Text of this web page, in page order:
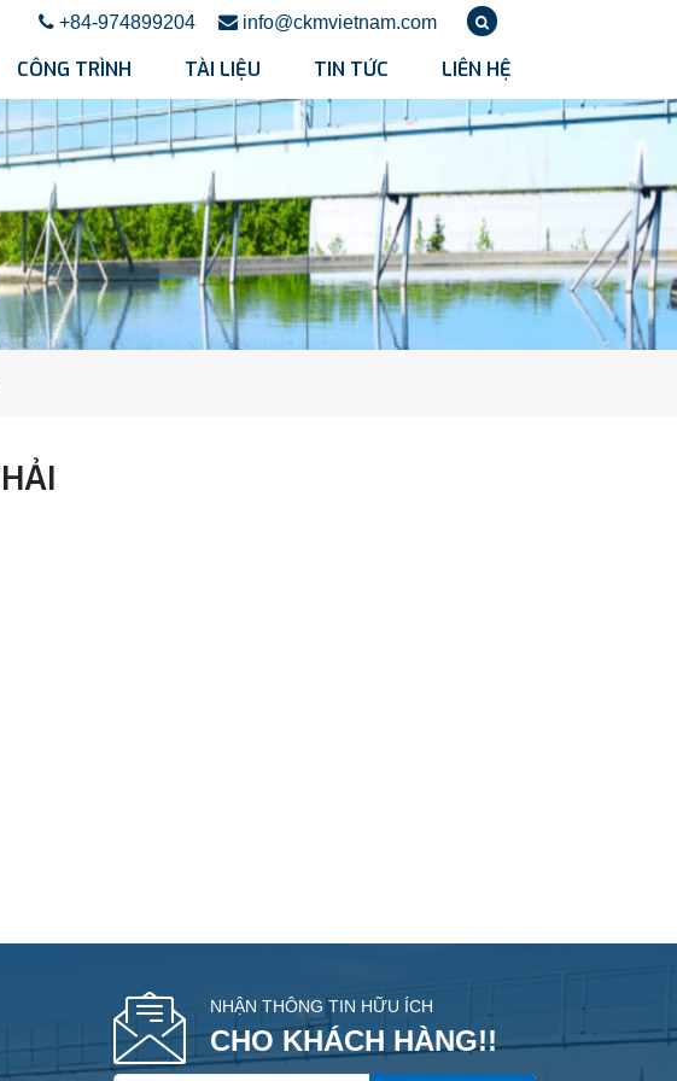
+84-974899204 info@ckmvietnam.com
CÔNG TRÌNH TÀI LIỆU TIN TỨC LIÊN HỆ
NHẬN THÔNG TIN HỮU ÍCH
CHO KHÁCH HÀNG!!